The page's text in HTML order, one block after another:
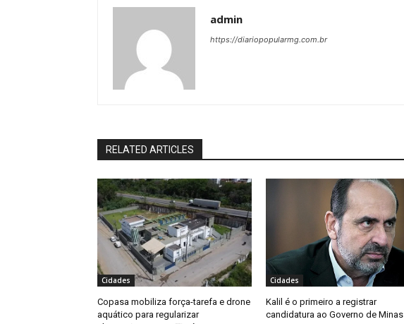
admin
https://diariopopularmg.com.br
RELATED ARTICLES
Cidades
Copasa mobiliza força-tarefa e drone
aquático para regularizar
Cidades
Kalil é o primeiro a registrar
candidatura ao Governo de Minas